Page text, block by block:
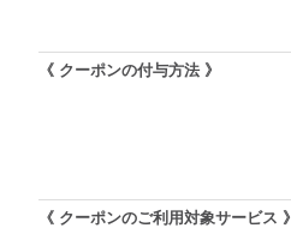
《 クーポンの付与方法 》
《 クーポンのご利用対象サービス 》